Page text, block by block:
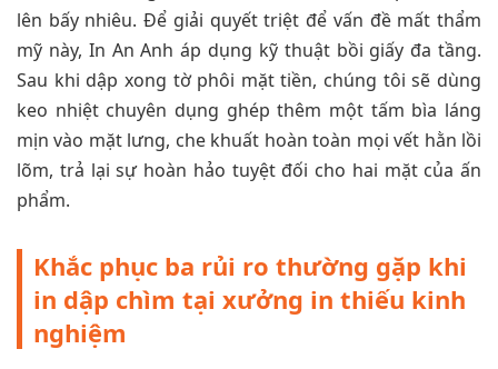
lên bấy nhiêu. Để giải quyết triệt để vấn đề mất thẩm
mỹ này, In An Anh áp dụng kỹ thuật bồi giấy đa tầng.
Sau khi dập xong tờ phôi mặt tiền, chúng tôi sẽ dùng
keo nhiệt chuyên dụng ghép thêm một tấm bìa láng
mịn vào mặt lưng, che khuất hoàn toàn mọi vết hằn lồi
lõm, trả lại sự hoàn hảo tuyệt đối cho hai mặt của ấn
phẩm.
Khắc phục ba rủi ro thường gặp khi
in dập chìm tại xưởng in thiếu kinh
nghiệm